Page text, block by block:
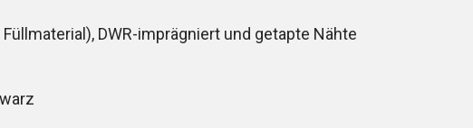
DWR-imprägniert und getapte Nähte